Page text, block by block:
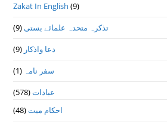
Zakat In English (9)
تذكرہ متحدہ علمائے بستى(9)
دعا واذكار (9)
سفر نامہ (1)
عبادات(578)
احکام میت(48)